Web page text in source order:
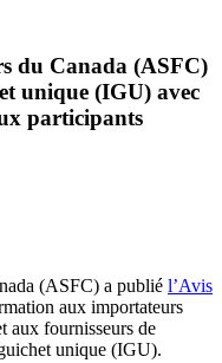
du Canada (ASFC)
unique (IGU) avec
participants
(ASFC) a publié l’Avis
aux importateurs
aux fournisseurs de
unique (IGU).